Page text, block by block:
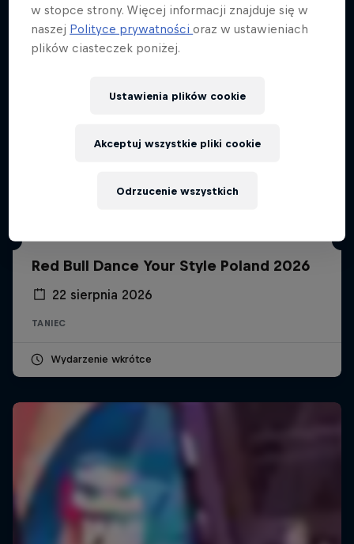
Red Bull Dance Your Style Poland 2026
22 sierpnia 2026
TANIEC
Wydarzenie wkrótce
w stopce strony. Więcej informacji znajduje się w
naszej Polityce prywatnościoraz w ustawieniach
plików ciasteczek poniżej.
Ustawienia plików cookie
Odrzucenie wszystkich
Akceptuj wszystkie pliki cookie